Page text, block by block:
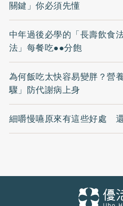
關鍵」你必須先懂
中年過後必學的「長壽飲食
法」每餐吃●●分飽
為何飯吃太快容易變胖？營
驟」防代謝病上身
細嚼慢嚥原來有這些好處